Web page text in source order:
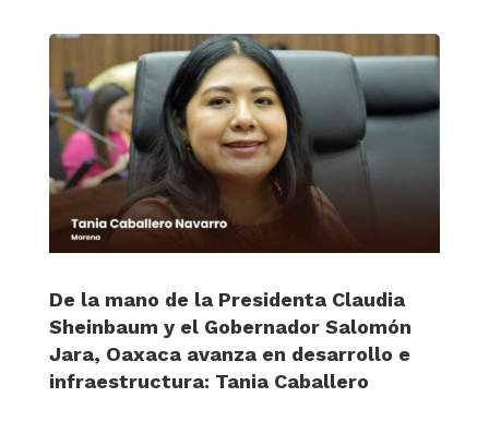
De la mano de la Presidenta Claudia
Sheinbaum y el Gobernador Salomón
Jara, Oaxaca avanza en desarrollo e
infraestructura: Tania Caballero